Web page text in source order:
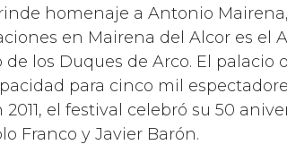
homenaje a Antonio
en Mairena del Alcor es el
los Duques de Arco. El palacio
para cinco mil
el festival celebró su 50
Franco y Javier Barón.